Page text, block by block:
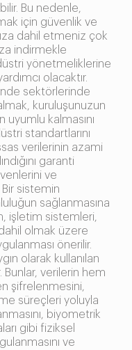
Bu nedenle,
için güvenlik ve
dahil etmeniz çok
indirmekle
yönetmeliklerine
olacaktır.
sektörlerinde
kuruluşunuzun
kalmasını
standartlarını
verilerinin azami
garanti
ve
sistemin
sağlanmasına
işletim sistemleri,
olmak üzere
önerilir.
olarak kullanılan
Bunlar, verilerin hem
şifrelenmesini,
süreçleri yoluyla
biyometrik
gibi fiziksel
ve